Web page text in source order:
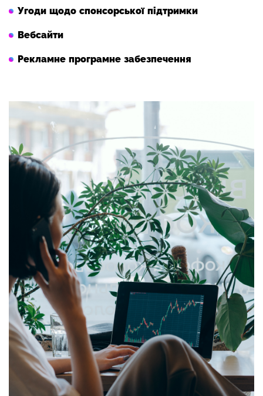
Угоди щодо спонсорської підтримки
Вебсайти
Рекламне програмне забезпечення